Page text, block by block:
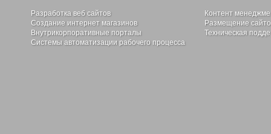
Разработка веб сайтов
Создание интернет магазинов
Внутрикорпоративные порталы
Системы автоматизации рабочего процесса
Контент
Размещение
Техническая